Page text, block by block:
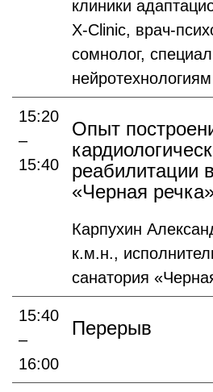
клиники
X-Сlinic, врач-
сомнолог,
нейротехнологиям
15:20
–
15:40
Опыт
реабилитации
«Черная
Карпухин
к.м.н.,
санатория
15:40
–
16:00
Перерыв